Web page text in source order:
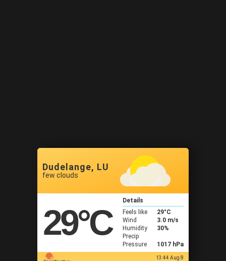
Dudelange, LU
few clouds
29°C
Details
Feels like
29°C
Wind
3.0 m/s
Humidity
30%
Precip
Pressure
1017 hPa
13:44 Aug 8